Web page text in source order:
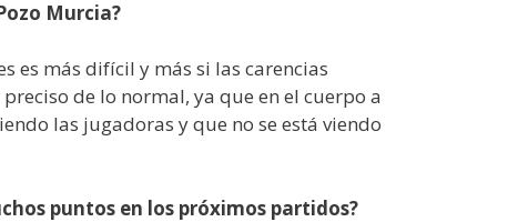
Murcia?
es más difícil y más si las carencias
de lo normal, ya que en el cuerpo a
las jugadoras y que no se está viendo
puntos en los próximos partidos?